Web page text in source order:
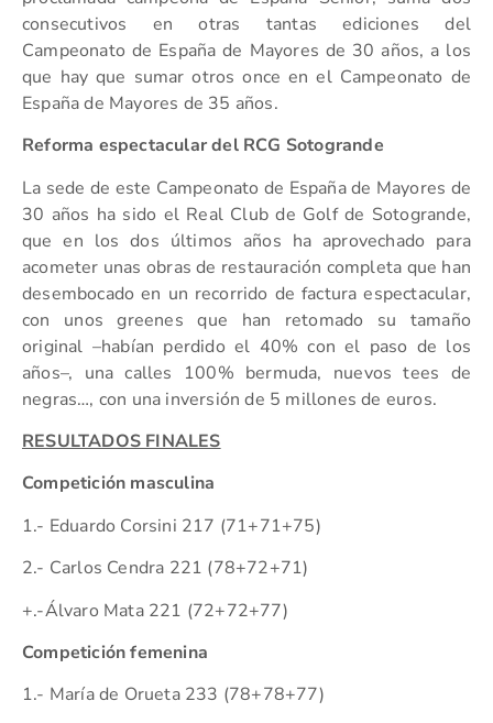
consecutivos en otras tantas ediciones del
Campeonato de España de Mayores de 30 años, a los
que hay que sumar otros once en el Campeonato de
España de Mayores de 35 años.
Reforma espectacular del RCG Sotogrande
La sede de este Campeonato de España de Mayores de
30 años ha sido el Real Club de Golf de Sotogrande,
que en los dos últimos años ha aprovechado para
acometer unas obras de restauración completa que han
desembocado en un recorrido de factura espectacular,
con unos greenes que han retomado su tamaño
original –habían perdido el 40% con el paso de los
años–, una calles 100% bermuda, nuevos tees de
negras…, con una inversión de 5 millones de euros.
RESULTADOS FINALES
Competición masculina
1.- Eduardo Corsini 217 (71+71+75)
2.- Carlos Cendra 221 (78+72+71)
+.-Álvaro Mata 221 (72+72+77)
Competición femenina
1.- María de Orueta 233 (78+78+77)